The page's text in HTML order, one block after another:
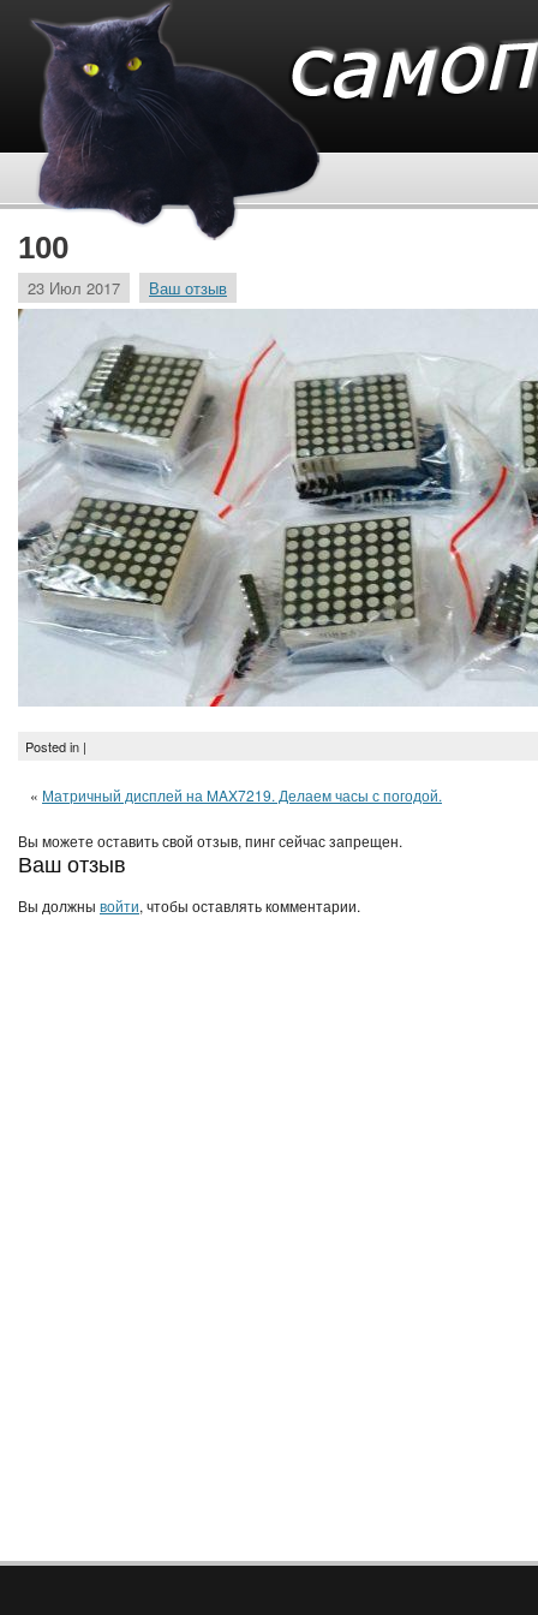
100
23 Июл 2017 Ваш отзыв
Posted in |
« Матричный дисплей на MAX7219. Делаем часы с погодой.
Вы можете оставить свой отзыв, пинг сейчас запрещен.
Ваш отзыв
Вы должны войти, чтобы оставлять комментарии.